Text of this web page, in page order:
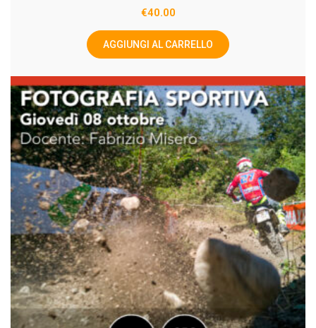
€40.00
AGGIUNGI AL CARRELLO